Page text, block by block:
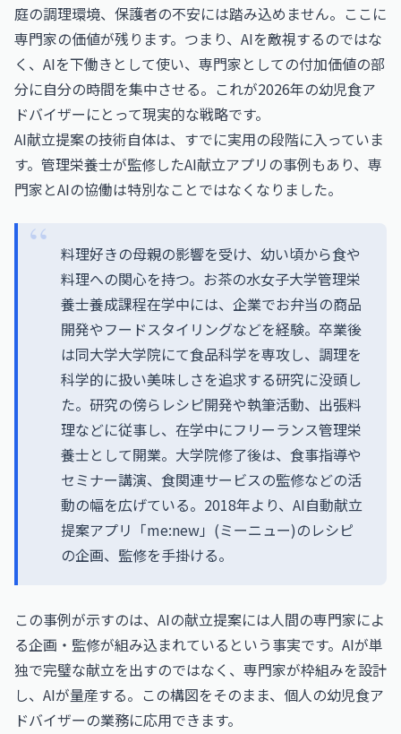
庭の調理環境、保護者の不安には踏み込めません。ここに
専門家の価値が残ります。つまり、AIを敵視するのではな
く、AIを下働きとして使い、専門家としての付加価値の部
分に自分の時間を集中させる。これが2026年の幼児食ア
ドバイザーにとって現実的な戦略です。
AI献立提案の技術自体は、すでに実用の段階に入っていま
す。管理栄養士が監修したAI献立アプリの事例もあり、専
門家とAIの協働は特別なことではなくなりました。
料理好きの母親の影響を受け、幼い頃から食や
料理への関心を持つ。お茶の水女子大学管理栄
養士養成課程在学中には、企業でお弁当の商品
開発やフードスタイリングなどを経験。卒業後
は同大学大学院にて食品科学を専攻し、調理を
科学的に扱い美味しさを追求する研究に没頭し
た。研究の傍らレシピ開発や執筆活動、出張料
理などに従事し、在学中にフリーランス管理栄
養士として開業。大学院修了後は、食事指導や
セミナー講演、食関連サービスの監修などの活
動の幅を広げている。2018年より、AI自動献立
提案アプリ「me:new」(ミーニュー)のレシピ
の企画、監修を手掛ける。
この事例が示すのは、AIの献立提案には人間の専門家によ
る企画・監修が組み込まれているという事実です。AIが単
独で完璧な献立を出すのではなく、専門家が枠組みを設計
し、AIが量産する。この構図をそのまま、個人の幼児食ア
ドバイザーの業務に応用できます。